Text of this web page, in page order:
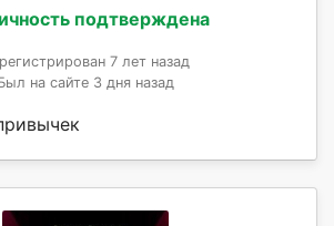
подтверждена
7 лет назад
на сайте 3 дня назад